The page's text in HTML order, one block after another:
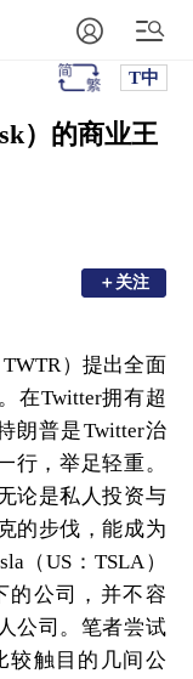
T中
）的商业王
＋关注
＋关注
）提出全面
在Twitter拥有超
朗普是Twitter治
行，举足轻重。
论是私人投资与
的步伐，能成为
（US：TSLA）
的公司，并不容
公司。笔者尝试
较触目的几间公